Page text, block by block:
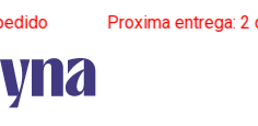
______ Proxima entrega: 2